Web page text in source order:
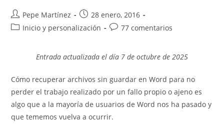
Autor
de
Pepe Martínez
Publicación
de
28 enero, 2016
Categoría
entrada:
Inicio y personalización
Comentarios
entrada:
77 comentarios
Entrada actualizada el día 7 de octubre de 2025
Cómo recuperar archivos sin guardar en Word para no
perder el trabajo realizado por un fallo propio o ajeno es
algo que a la mayoría de usuarios de Word nos ha pasado y
que tememos vuelva a ocurrir.